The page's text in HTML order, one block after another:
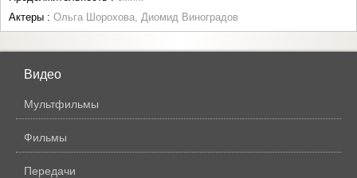
Актеры : Ольга Шорохова, Диомид Виноградов
Видео
Мультфильмы
Фильмы
Передачи